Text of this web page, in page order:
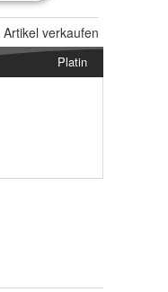
Artikel verkaufen
Platin